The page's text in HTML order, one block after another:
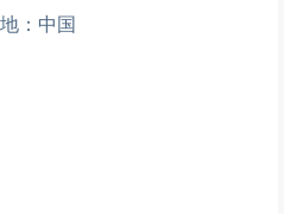
： 中国